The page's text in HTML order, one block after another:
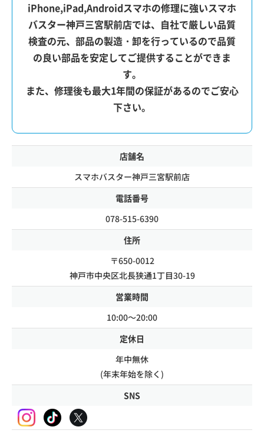
iPhone,iPad,Androidスマホの修理に強いスマホ
バスター神戸三宮駅前店では、自社で厳しい品質
検査の元、部品の製造・卸を行っているので品質
の良い部品を安定してご提供することができま
す。
また、修理後も最大1年間の保証があるのでご安心
下さい。
店舗名
スマホバスター神戸三宮駅前店
電話番号
078-515-6390
住所
〒650-0012
神戸市中央区北長狭通1丁目30-19
営業時間
10:00～20:00
定休日
年中無休
(年末年始を除く)
SNS